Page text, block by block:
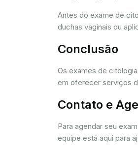
Antes do exame de
duchas vaginais ou
Conclusão
Os exames de
em oferecer serviços
Contato e
Para agendar seu
equipe está aqui para